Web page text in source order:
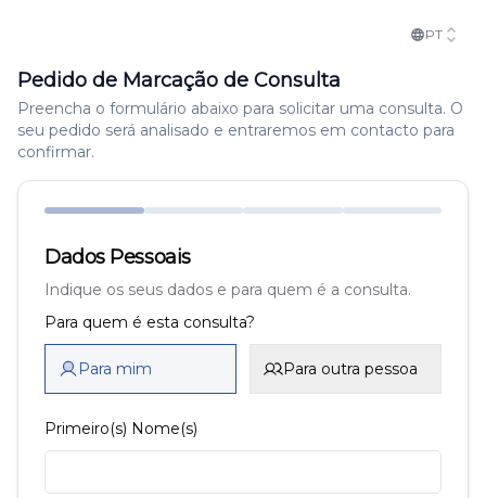
PT
Pedido de Marcação de Consulta
Preencha o formulário abaixo para solicitar uma consulta. O
seu pedido será analisado e entraremos em contacto para
confirmar.
Dados Pessoais
Indique os seus dados e para quem é a consulta.
Para quem é esta consulta?
Para mim Para outra pessoa
Primeiro(s) Nome(s)